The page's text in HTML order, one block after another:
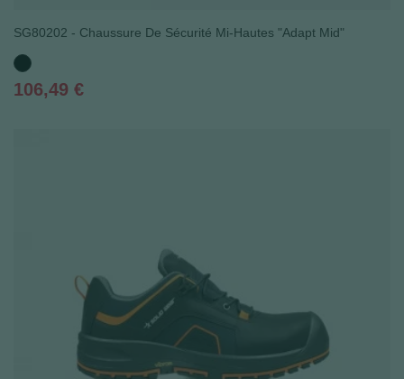
SG80202 - Chaussure De Sécurité Mi-Hautes "Adapt Mid"
Noir
Prix
106,49 €